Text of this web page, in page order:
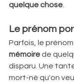
quelque chose
Le prénom
Parfois, le
mémoire de
disparu. Une
mort-né qu'on